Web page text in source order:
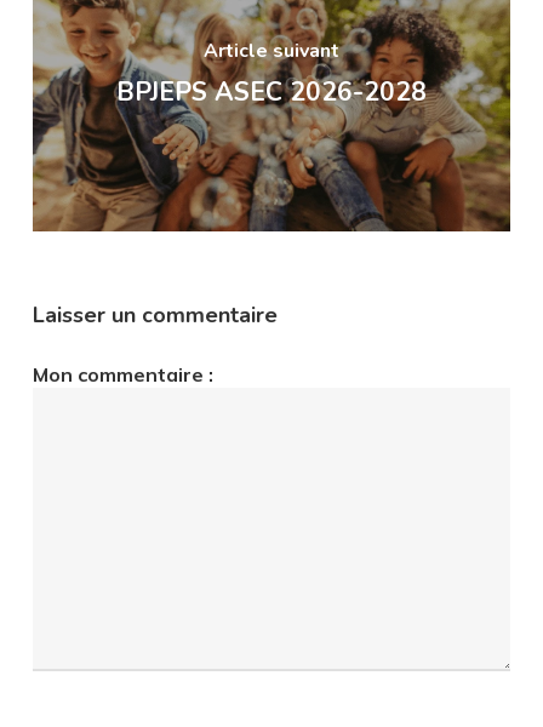
Article suivant
BPJEPS ASEC 2026-2028
Laisser un commentaire
Mon commentaire :